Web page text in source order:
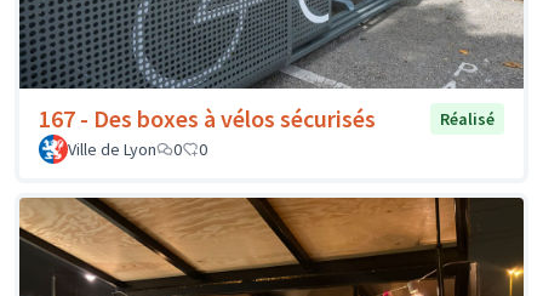
167 - Des boxes à vélos sécurisés
Réalisé
Ville de Lyon
0 0